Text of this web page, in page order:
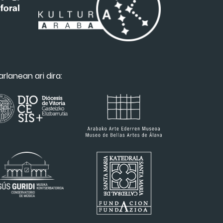
ari dira: